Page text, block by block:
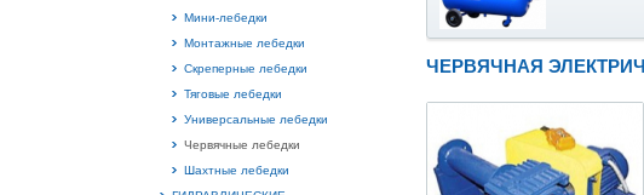
Мини-лебедки
Монтажные лебедки
Скреперные лебедки
Тяговые лебедки
Универсальные лебедки
Червячные лебедки
Шахтные лебедки
15.10.2018
Уникальная
05.09.2018
Новое
Насосы
https://
ЧЕРВЯЧНАЯ